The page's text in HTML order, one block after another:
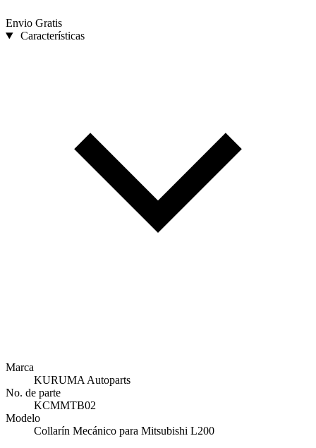
Envio Gratis
Características
Marca
KURUMA Autoparts
No. de parte
KCMMTB02
Modelo
Collarín Mecánico para Mitsubishi L200